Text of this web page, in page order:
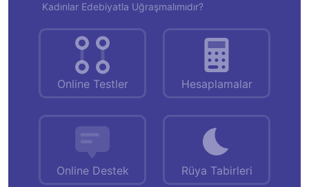
Kadınlar Edebiyatla Uğraşmalımıdır?
Online Testler Hesaplamalar
Online Destek Rüya Tabirleri